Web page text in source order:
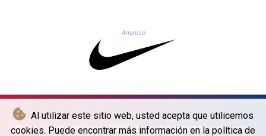
Al utilizar este sitio web, usted acepta que utilicemos
cookies. Puede encontrar más información en la política de
NAD 16.306951
NGN
Anuncio
© The Fort Worth Press - 2026 - Todos los derechos reservados